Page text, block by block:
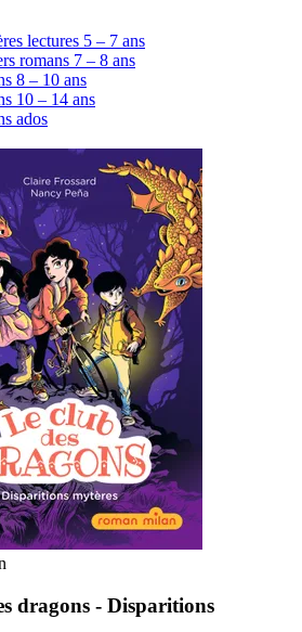
lectures 5 – 7 ans
romans 7 – 8 ans
8 – 10 ans
10 – 14 ans
ados
dragons - Disparitions